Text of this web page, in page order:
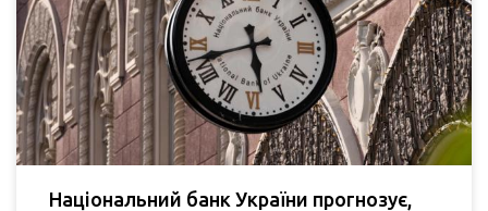
Національний банк України прогнозує,